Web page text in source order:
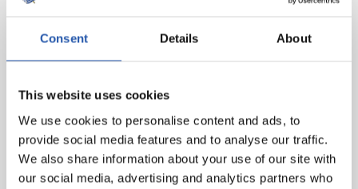
Consent Details About
This website uses cookies
We use cookies to personalise content and ads, to
provide social media features and to analyse our traffic.
We also share information about your use of our site with
our social media, advertising and analytics partners who